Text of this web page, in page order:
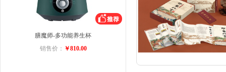
膳魔师-多功能养生杯
销售价： ￥810.00